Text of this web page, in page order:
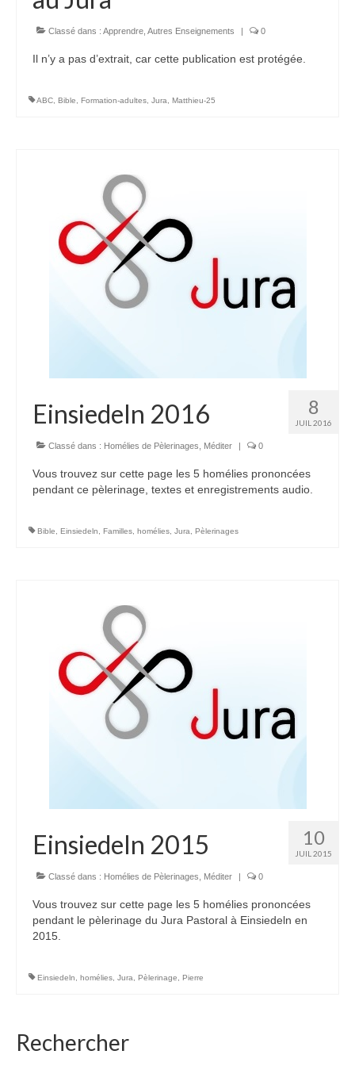
Voir
Films, Vidéos, Selfies
Selfies de Mariages
Mon témoignage
Vidéos Bibliques
Autres Vidéos
Apprendre
Conférences, Retraites
Enseignements ALTIUS
Retraites
Prier
Partagez une prière
Classé dans : Apprendre Autres Enseignements | 0
Il n’y a pas d’extrait, car cette publication est protégée.
ABC Bible Formation-adultes Jura Matthieu-25
8
JUIL 2016
Einsiedeln 2016
Classé dans : Homélies de Pèlerinages Méditer | 0
Vous trouvez sur cette page les 5 homélies prononcées
pendant ce pèlerinage, textes et enregistrements audio.
Bible Einsiedeln Familles homélies Jura Pèlerinages
10
JUIL 2015
Einsiedeln 2015
Classé dans : Homélies de Pèlerinages Méditer | 0
Vous trouvez sur cette page les 5 homélies prononcées
pendant le pèlerinage du Jura Pastoral à Einsiedeln en
2015.
Einsiedeln homélies Jura Pèlerinage Pierre
Rechercher